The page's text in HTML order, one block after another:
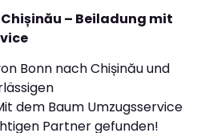
– Beiladung mit
Bonn nach Chișinău und
dem Baum Umzugsservice
Partner gefunden!